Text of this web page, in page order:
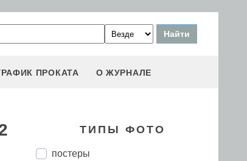
ПРОКАТА О ЖУРНАЛЕ
ТИПЫ ФОТО
постеры